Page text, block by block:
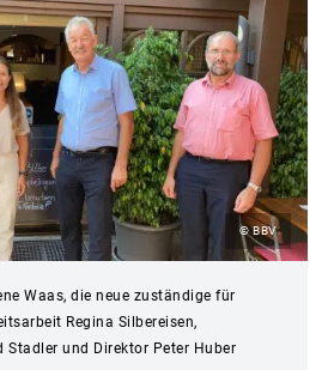
© BBV
Waas, die neue zuständige für
Regina Silbereisen,
Stadler und Direktor Peter Huber